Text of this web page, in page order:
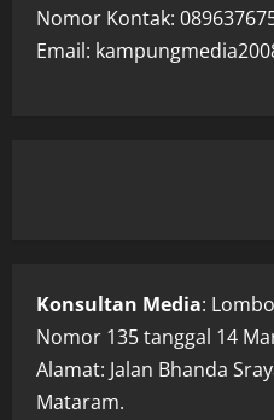
Nomor Kontak:
Email:
Konsultan Media:
Nomor 135 tanggal 14
Alamat: Jalan Bhanda
Mataram.